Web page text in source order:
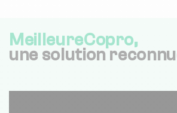
MeilleureCopro,
une solution